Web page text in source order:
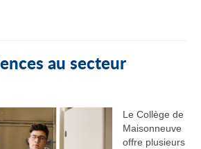
au secteur
Le Collège de
Maisonneuve
offre plusieurs